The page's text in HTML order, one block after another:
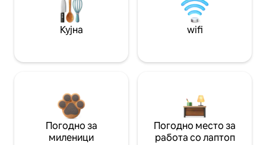
Кујна wifi
Погодно за
миленици
Погодно место за
работа со лаптоп